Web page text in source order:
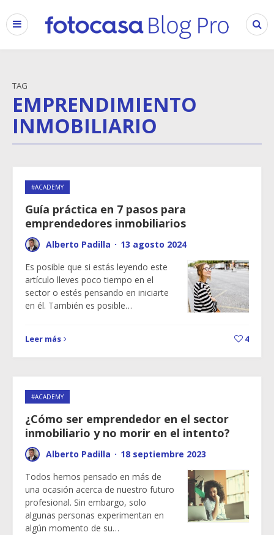
TAG
EMPRENDIMIENTO
INMOBILIARIO
#ACADEMY
Guía práctica en 7 pasos para
emprendedores inmobiliarios
Alberto Padilla · 13 agosto 2024
Es posible que si estás leyendo este
artículo lleves poco tiempo en el
sector o estés pensando en iniciarte
en él. También es posible…
Leer más 4
#ACADEMY
¿Cómo ser emprendedor en el sector
inmobiliario y no morir en el intento?
Alberto Padilla · 18 septiembre 2023
Todos hemos pensado en más de
una ocasión acerca de nuestro futuro
profesional. Sin embargo, solo
algunas personas experimentan en
algún momento de su…